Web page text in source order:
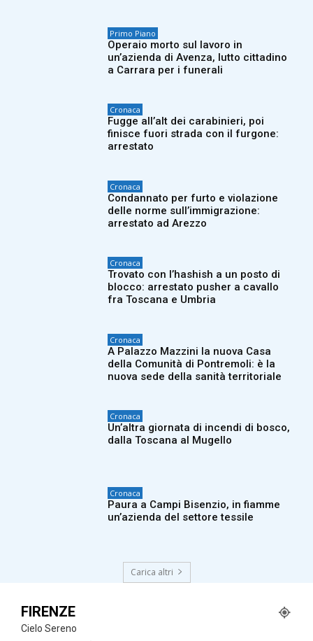
Primo Piano
Operaio morto sul lavoro in
un’azienda di Avenza, lutto cittadino
a Carrara per i funerali
Cronaca
Fugge all’alt dei carabinieri, poi
finisce fuori strada con il furgone:
arrestato
Cronaca
Condannato per furto e violazione
delle norme sull’immigrazione:
arrestato ad Arezzo
Cronaca
Trovato con l’hashish a un posto di
blocco: arrestato pusher a cavallo
fra Toscana e Umbria
Cronaca
A Palazzo Mazzini la nuova Casa
della Comunità di Pontremoli: è la
nuova sede della sanità territoriale
Cronaca
Un’altra giornata di incendi di bosco,
dalla Toscana al Mugello
Cronaca
Paura a Campi Bisenzio, in fiamme
un’azienda del settore tessile
Carica altri
FIRENZE
Cielo Sereno